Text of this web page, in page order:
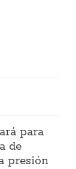
para
de
presión